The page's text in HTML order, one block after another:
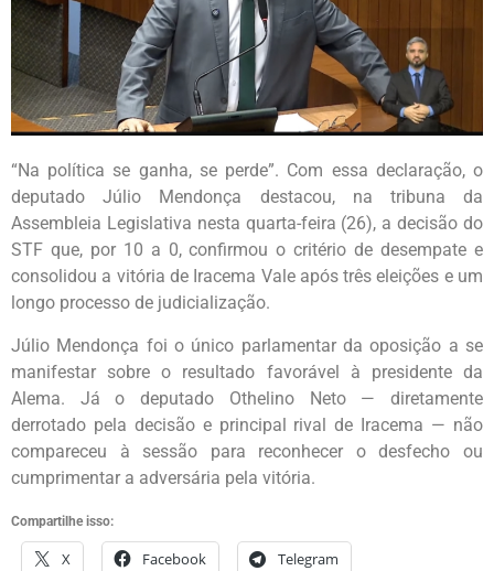
“Na política se ganha, se perde”. Com essa declaração, o
deputado Júlio Mendonça destacou, na tribuna da
Assembleia Legislativa nesta quarta-feira (26), a decisão do
STF que, por 10 a 0, confirmou o critério de desempate e
consolidou a vitória de Iracema Vale após três eleições e um
longo processo de judicialização.
Júlio Mendonça foi o único parlamentar da oposição a se
manifestar sobre o resultado favorável à presidente da
Alema. Já o deputado Othelino Neto — diretamente
derrotado pela decisão e principal rival de Iracema — não
compareceu à sessão para reconhecer o desfecho ou
cumprimentar a adversária pela vitória.
Compartilhe isso:
X Facebook Telegram